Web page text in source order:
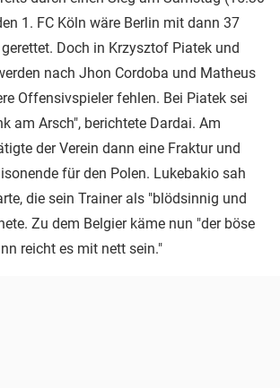
1. FC Köln wäre Berlin mit dann 37
Doch in Krzysztof Piatek und
nach Jhon Cordoba und Matheus
Offensivspieler fehlen. Bei Piatek sei
am Arsch", berichtete Dardai. Am
der Verein dann eine Fraktur und
für den Polen. Lukebakio sah
die sein Trainer als "blödsinnig und
Zu dem Belgier käme nun "der böse
reicht es mit nett sein."